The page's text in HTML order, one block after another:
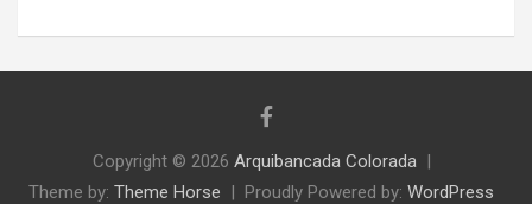
Copyright © 2026 Arquibancada Colorada
Theme by: Theme Horse Proudly Powered by: WordPress